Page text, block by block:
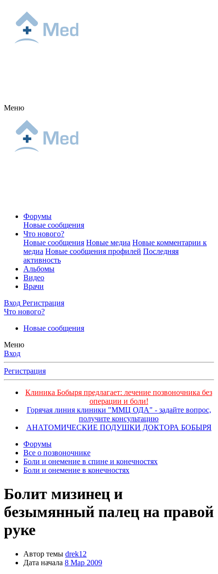
Меню
Форумы
Новые сообщения
Что нового?
Новые сообщения Новые медиа Новые комментарии к
медиа Новые сообщения профилей Последняя
активность
Альбомы
Видео
Врачи
Вход Регистрация
Что нового?
Новые сообщения
Меню
Вход
Регистрация
Клиника Бобыря предлагает: лечение позвоночника без
операции и боли!
Горячая линия клиники "ММЦ ОДА" - задайте вопрос,
получите консультацию
АНАТОМИЧЕСКИЕ ПОДУШКИ ДОКТОРА БОБЫРЯ
Форумы
Все о позвоночнике
Боли и онемение в спине и конечностях
Боли и онемение в конечностях
Болит мизинец и
безымянный палец на правой
руке
Автор темы drek12
Дата начала 8 Мар 2009